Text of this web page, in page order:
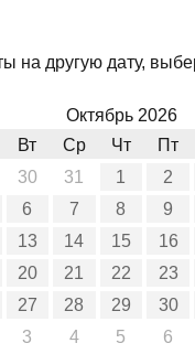
на другую дату,
Октябрь 2026
Вт Ср Чт
Пт
30 31 1
2
6 7 8
9
13 14 15
16
20 21 22
23
27 28 29
30
3 4 5 6